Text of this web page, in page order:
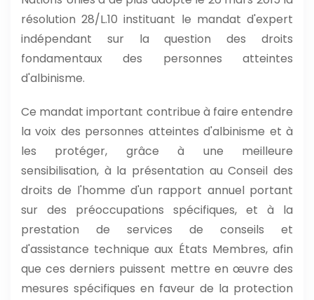
résolution 28/L.10 instituant le mandat d'expert
indépendant sur la question des droits
fondamentaux des personnes atteintes
d'albinisme.
Ce mandat important contribue à faire entendre
la voix des personnes atteintes d'albinisme et à
les protéger, grâce à une meilleure
sensibilisation, à la présentation au Conseil des
droits de l'homme d'un rapport annuel portant
sur des préoccupations spécifiques, et à la
prestation de services de conseils et
d'assistance technique aux États Membres, afin
que ces derniers puissent mettre en œuvre des
mesures spécifiques en faveur de la protection